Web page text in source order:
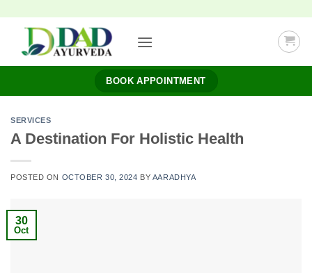
content
BOOK APPOINTMENT
SERVICES
A Destination For Holistic Health
POSTED ON OCTOBER 30, 2024 BY AARADHYA
30
Oct